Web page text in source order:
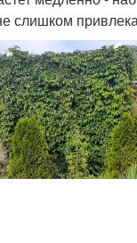
слишком